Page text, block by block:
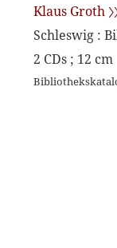
Klaus Groth
Schleswig :
2 CDs ; 12 cm